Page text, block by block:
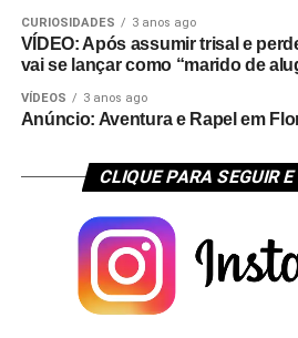
CURIOSIDADES 3 anos ago
VÍDEO: Após assumir trisal e
vai se lançar como “marido de
VÍDEOS 3 anos ago
Anúncio: Aventura e Rapel em
CLIQUE PARA SEGUIR